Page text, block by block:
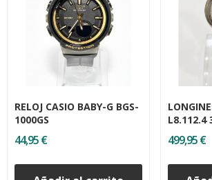
RELOJ CASIO BABY-G BGS-
1000GS
44,95 €
L8.112.4
499,95 €